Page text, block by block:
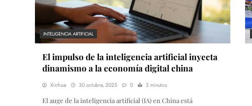
INTELIGENCIA ARTIFICIAL
El impulso de la inteligencia artificial inyecta
dinamismo a la economía digital china
Xinhua 30 octubre, 2025 0 3 minutos
El auge de la inteligencia artificial (IA) en China está